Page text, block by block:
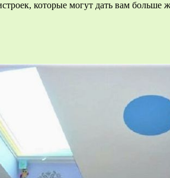
которые могут дать вам больше